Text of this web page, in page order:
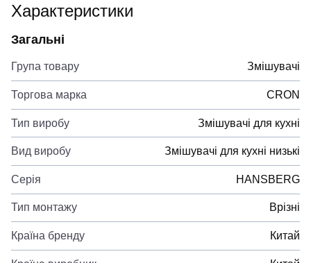
Характеристики
Загальні
Група товару Змішувачі
Торгова марка CRON
Тип виробу Змішувачі для кухні
Вид виробу Змішувачі для кухні низькі
Серія HANSBERG
Тип монтажу Врізні
Країна бренду Китай